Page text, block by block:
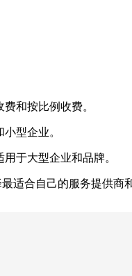
和按比例收费。
型企业。
于大型企业和品牌。
适合自己的服务提供商